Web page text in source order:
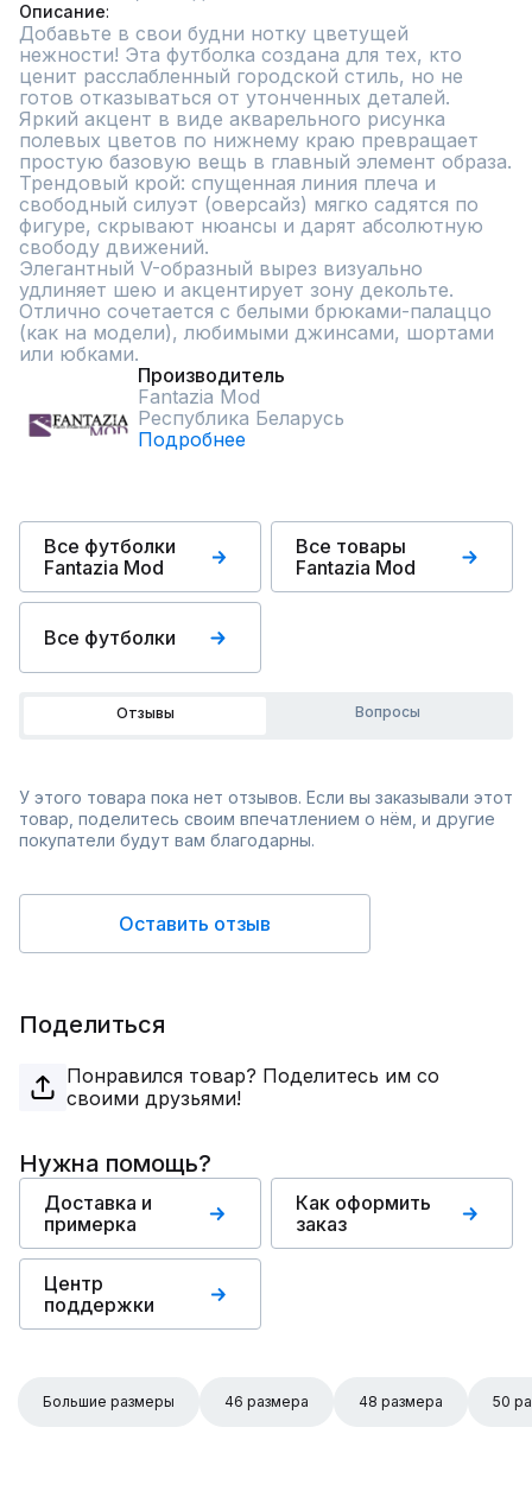
Описание
Добавьте в свои будни нотку цветущей
нежности! Эта футболка создана для тех, кто
ценит расслабленный городской стиль, но не
готов отказываться от утонченных деталей.
Яркий акцент в виде акварельного рисунка
полевых цветов по нижнему краю превращает
простую базовую вещь в главный элемент образа.
Трендовый крой: спущенная линия плеча и
свободный силуэт (оверсайз) мягко садятся по
фигуре, скрывают нюансы и дарят абсолютную
свободу движений.
Элегантный V-образный вырез визуально
удлиняет шею и акцентирует зону декольте.
Отлично сочетается с белыми брюками-палаццо
(как на модели), любимыми джинсами, шортами
или юбками.
Производитель
Fantazia Mod
Республика Беларусь
Подробнее
Все футболки
Fantazia Mod
Все товары
Fantazia Mod
Все футболки
Отзывы Вопросы
У этого товара пока нет отзывов. Если вы заказывали этот
товар, поделитесь своим впечатлением о нём, и другие
покупатели будут вам благодарны.
Оставить отзыв
Поделиться
Понравился товар? Поделитесь им со
своими друзьями!
Нужна помощь?
Доставка и
примерка
Как оформить
заказ
Центр
поддержки
Большие размеры 46 размера 48 размера 50